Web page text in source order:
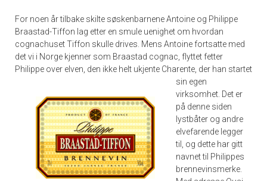
For noen år tilbake skilte søskenbarnene Antoine og Philippe
Braastad-Tiffon lag etter en smule uenighet om hvordan
cognachuset Tiffon skulle drives. Mens Antoine fortsatte med
det vi i Norge kjenner som Braastad cognac, flyttet fetter
Philippe over elven, den ikke helt ukjente Charente, der han startet
sin egen
virksomhet. Det er
på denne siden
lystbåter og andre
elvefarende legger
til, og dette har gitt
navnet til Philippes
brennevinsmerke.